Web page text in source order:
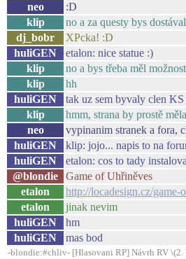
neo
:D
klip
no a za questy bys
dj_bobr
XPcka! :D
huliGEN
etalon: nice statue :)
klip
no a bys třeba měl
klip
hh
huliGEN
tak uz sem byvaly clen
klip
hmm, strana by prostě
neo
vypinanim stranek a fora,
huliGEN
klip: jojo... napis to na
huliGEN
etalon: cos to tady
@blondie
Game of Uhřiněves
etalon
http://locadesign.cz/game-
etalon
jinak nevim
huliGEN
hm
huliGEN
mas bod
-blondie:#chliv- [Hlasovani RP] Návrh RV \(2.